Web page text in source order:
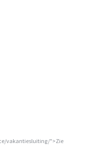
vakantiesluiting/">Zie